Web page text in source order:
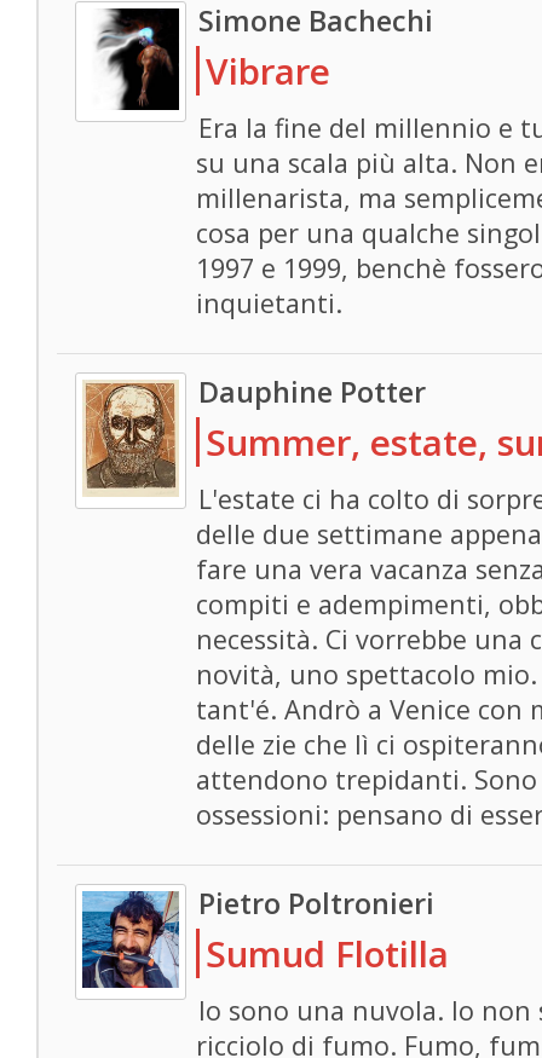
Simone Bachechi
Vibrare
Era la fine del millennio e
su una scala più alta. Non
millenarista, ma
cosa per una qualche
1997 e 1999, benchè
inquietanti.
Dauphine Potter
Summer, estate,
L'estate ci ha colto di
delle due settimane
fare una vera vacanza
compiti e adempimenti,
necessità. Ci vorrebbe una
novità, uno spettacolo
tant'é. Andrò a Venice con
delle zie che lì ci
attendono trepidanti. Sono
ossessioni: pensano di
Pietro Poltronieri
Sumud Flotilla
Io sono una nuvola. Io
ricciolo di fumo. Fumo,